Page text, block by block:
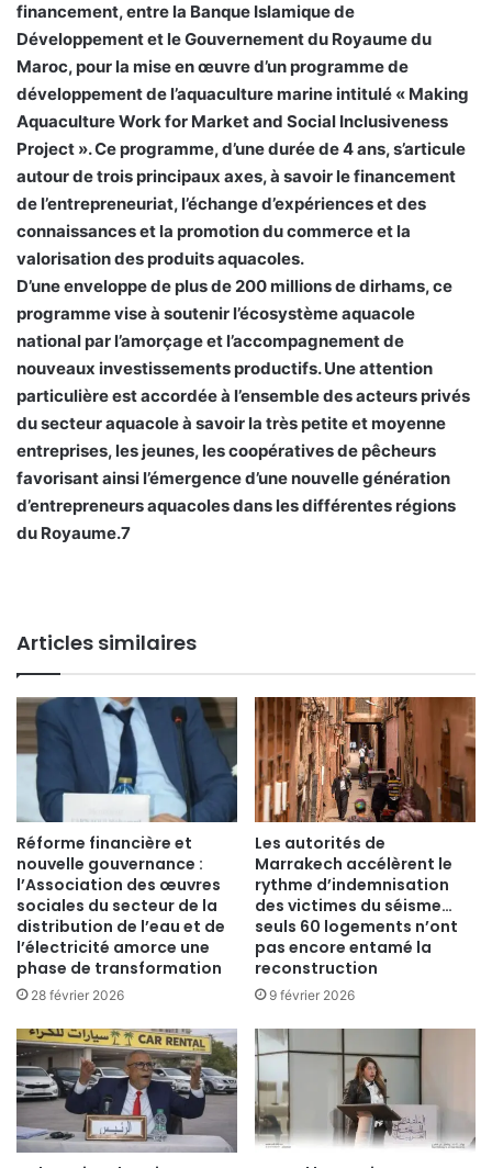
financement, entre la Banque Islamique de
Développement et le Gouvernement du Royaume du
Maroc, pour la mise en œuvre d’un programme de
développement de l’aquaculture marine intitulé « Making
Aquaculture Work for Market and Social Inclusiveness
Project ». Ce programme, d’une durée de 4 ans, s’articule
autour de trois principaux axes, à savoir le financement
de l’entrepreneuriat, l’échange d’expériences et des
connaissances et la promotion du commerce et la
valorisation des produits aquacoles.
D’une enveloppe de plus de 200 millions de dirhams, ce
programme vise à soutenir l’écosystème aquacole
national par l’amorçage et l’accompagnement de
nouveaux investissements productifs. Une attention
particulière est accordée à l’ensemble des acteurs privés
du secteur aquacole à savoir la très petite et moyenne
entreprises, les jeunes, les coopératives de pêcheurs
favorisant ainsi l’émergence d’une nouvelle génération
d’entrepreneurs aquacoles dans les différentes régions
du Royaume.7
Articles similaires
Réforme financière et
nouvelle gouvernance :
l’Association des œuvres
sociales du secteur de la
distribution de l’eau et de
l’électricité amorce une
phase de transformation
28 février 2026
Les autorités de
Marrakech accélèrent le
rythme d’indemnisation
des victimes du séisme…
seuls 60 logements n’ont
pas encore entamé la
reconstruction
9 février 2026